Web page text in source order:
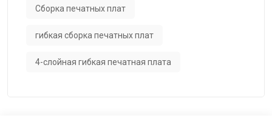
Сборка печатных плат
гибкая сборка печатных плат
4-слойная гибкая печатная плата